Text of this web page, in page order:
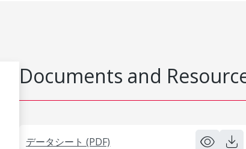
Documents and
データシート (PDF)